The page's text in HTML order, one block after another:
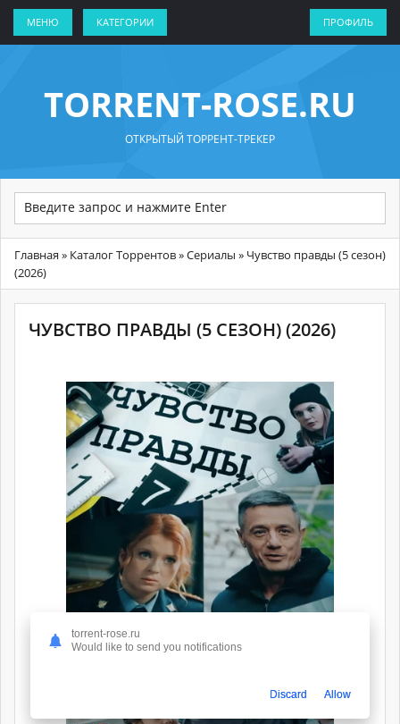
МЕНЮ КАТЕГОРИИ ПРОФИЛЬ
TORRENT-ROSE.RU
ОТКРЫТЫЙ ТОРРЕНТ-ТРЕКЕР
Главная » Каталог Торрентов»Сериалы » Чувство правды (5 сезон)
(2026)
ЧУВСТВО ПРАВДЫ (5 СЕЗОН) (2026)
torrent-rose.ru
Would like to send you notifications
Discard Allow